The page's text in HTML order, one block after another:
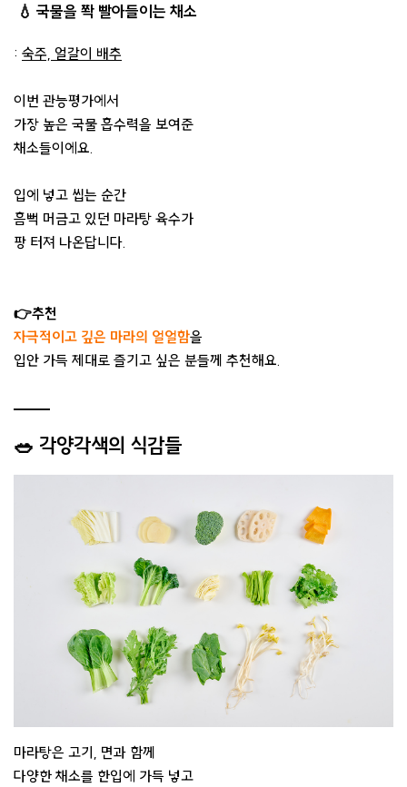
💧 국물을 쫙 빨아들이는 채소
: 숙주, 얼갈이 배추
이번 관능평가에서
가장 높은 국물 흡수력을 보여준
채소들이에요.
입에 넣고 씹는 순간
흠뻑 머금고 있던 마라탕 육수가
팡 터져 나온답니다.
👉추천
자극적이고 깊은 마라의 얼얼함을
입안 가득 제대로 즐기고 싶은 분들께 추천해요.
🥗 각양각색의 식감들
마라탕은 고기, 면과 함께
다양한 채소를 한입에 가득 넣고